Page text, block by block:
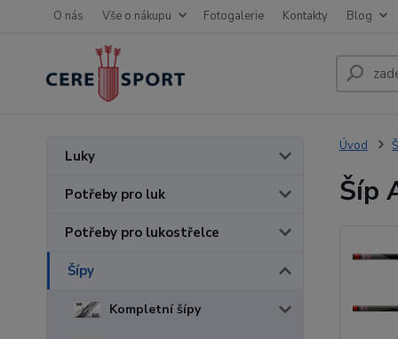
O nás Vše o nákupu Fotogalerie Kontakty Blog
Luky
Potřeby pro luk
Potřeby pro lukostřelce
Šípy
Kompletní šípy
Úvod
Šíp